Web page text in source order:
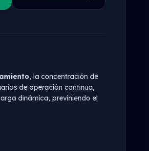
, la concentración de
de operación continua,
dinámica, previniendo el